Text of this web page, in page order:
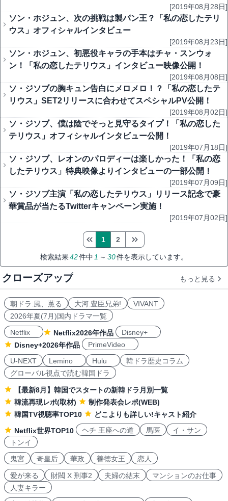
[2019年08月28日]
ソン・ホジュン、次の挑戦は製パン王？「私の恋したテリ
ウス」オフィシャルインタビュー
[2019年08月23日]
ソン・ホジュン、初悪役キャラの手本はチャ・スンウォ
ン！「私の恋したテリウス」インタビュー映像公開！
[2019年08月08日]
ソ・ジソブの胸キュン告白にメロメロ！？「私の恋したテ
リウス」SET2リリースに合わせてスペシャルPV公開！
[2019年08月02日]
ソ・ジソブ、僕は陰でそっと見守るタイプ！「私の恋した
テリウス」オフィシャルインタビュー公開！
[2019年07月18日]
ソ・ジソブ、レオンのパロディーは楽しかった！「私の恋
したテリウス」特典映像よりインタビューの一部公開！
[2019年07月09日]
ソ・ジソブ主演「私の恋したテリウス」リリース記念で豪
華賞品が当たるTwitterキャンペーン実施！
[2019年07月02日]
検索結果42件中 1 ～ 30件を表示しています。
1 2
クローズアップ もっと見る
朝ドラ:風、薫る 大河:豊臣兄弟!
VIVANT
2026年夏(7月)国内ドラマ一覧
Netflix
Netflix2026年作品
Disney+
Disney+2026年作品
PrimeVideo
U-NEXT
Lemino Hulu
韓ドラ歴史コラム
グローバル視点で読む韓国ドラ
【最新8月】韓国でスタートの新韓ドラ月別一覧
韓流再現レポ(取材)
制作発表会レポ(WEB)
韓国TV視聴率TOP10
どこよりも詳しい!キャスト紹介
Netflix世界TOP10
ヘチ 王座への道 馬医
イ・サン
トンイ
鬼宮
奇皇后 華政 善徳女王 恋人
愛が来る 財閥 X 刑事2 夫婦の結末
マンションのお仕事
人妻キラー